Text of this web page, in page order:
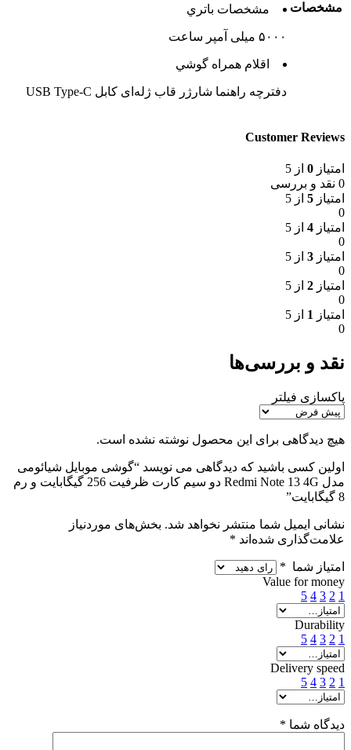
مشخصات
مشخصات باتري
۵۰۰۰ میلی آمپر ساعت
اقلام همراه گوشي
دفترچه‌ راهنما شارژر قاب ژله‌ای کابل USB Type-C
Customer Reviews
امتیاز 0 از 5
0 نقد و بررسی
امتیاز 5 از 5
0
امتیاز 4 از 5
0
امتیاز 3 از 5
0
امتیاز 2 از 5
0
امتیاز 1 از 5
0
نقد و بررسی‌ها
پاکسازی فیلتر
هیچ دیدگاهی برای این محصول نوشته نشده است.
اولین کسی باشید که دیدگاهی می نویسد “گوشی موبایل شیائومی
مدل Redmi Note 13 4G دو سیم کارت ظرفیت 256 گیگابایت و رم
8 گیگابایت”
نشانی ایمیل شما منتشر نخواهد شد. بخش‌های موردنیاز
علامت‌گذاری شده‌اند *
امتیاز شما *
Value for money
1
2
3
4
5
Durability
1
2
3
4
5
Delivery speed
1
2
3
4
5
دیدگاه شما *